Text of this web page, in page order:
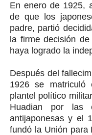
En enero de 1925,
de que los
padre, partió
la firme decisión
haya logrado la
Después del
1926 se matriculó
plantel político
Huadian por las
antijaponesas y el
fundó la Unión para